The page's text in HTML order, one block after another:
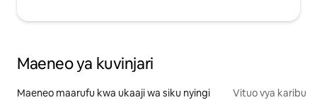
Maeneo ya kuvinjari
Maeneo maarufu kwa ukaaji wa siku nyingi Vituo vya karibu